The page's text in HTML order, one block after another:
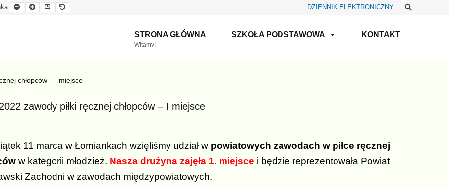
Mniejsza
czcionka
Większa
czcionka
Czytelna
czcionkaczcionka
DZIENNIK ELEKTRONICZNY
STRONA GŁÓWNA
Witamy!
SZKOŁA PODSTAWOWA KONTAKT
chłopców – I miejsce
zawody piłki ręcznej chłopców – I miejsce
11 marca w Łomiankach wzięliśmy udział wpowiatowych zawodach w piłce ręcznej
w kategorii młodzież. Nasza drużyna zajęła 1. miejsce i będzie reprezentowała Powiat
Zachodni w zawodach międzypowiatowych.